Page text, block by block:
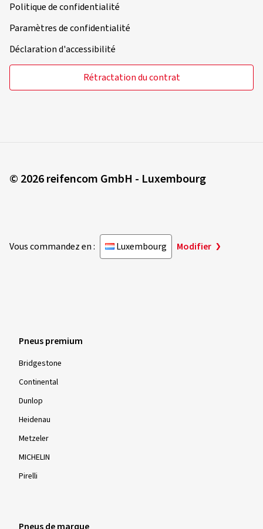
Politique de confidentialité
Paramètres de confidentialité
Déclaration d'accessibilité
Rétractation du contrat
© 2026 reifencom GmbH - Luxembourg
Vous commandez en : Luxembourg Modifier
Pneus premium
Bridgestone
Continental
Dunlop
Heidenau
Metzeler
MICHELIN
Pirelli